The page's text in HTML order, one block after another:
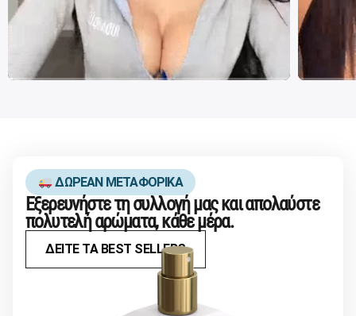
ΔΩΡΕΑΝ ΜΕΤΑΦΟΡΙΚΑ
Εξερευνήστε τη συλλογή μας και απολαύστε
πολυτελή αρώματα, κάθε μέρα.
ΔΕΙΤΕ ΤΑ BEST SELLERS